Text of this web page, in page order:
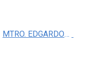
MTRO. EDGARDO HAMID VEGA RAMIREZ